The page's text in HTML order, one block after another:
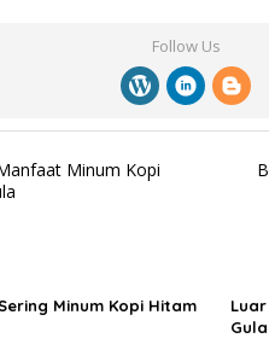
Follow Us
Minum Kopi
Gula